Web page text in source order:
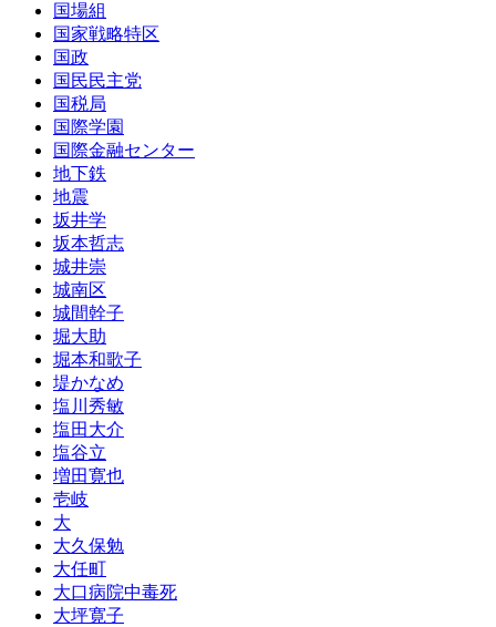
国場組
国家戦略特区
国政
国民民主党
国税局
国際学園
国際金融センター
地下鉄
地震
坂井学
坂本哲志
城井崇
城南区
城間幹子
堀大助
堀本和歌子
堤かなめ
塩川秀敏
塩田大介
塩谷立
増田寛也
壱岐
大
大久保勉
大任町
大口病院中毒死
大坪寛子